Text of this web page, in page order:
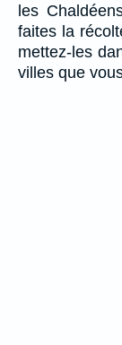
les
faites la
mettez-les
villes que